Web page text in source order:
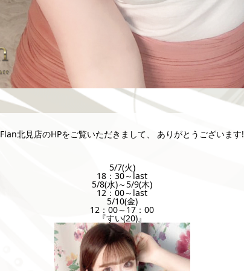
Flan北見店のHPをご覧いただきまして、 ありがとうございます!
5/7(火)
18：30～last
5/8(水)～5/9(木)
12：00～last
5/10(金)
12：00～17：00
『すい(20)』